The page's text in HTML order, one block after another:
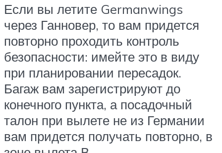
Если вы летите Germanwings
через Ганновер, то вам придется
повторно проходить контроль
безопасности: имейте это в виду
при планировании пересадок.
Багаж вам зарегистрируют до
конечного пункта, а посадочный
талон при вылете не из Германии
вам придется получать повторно, в